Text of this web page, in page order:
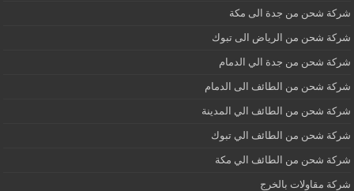
شركة شحن من جدة الى مكة
شركة شحن من الرياض الى تبوك
شركة شحن من جدة الي الدمام
شركة شحن من الطائف الى الدمام
شركة شحن من الطائف الي المدينة
شركة شحن من الطائف الي تبوك
شركة شحن من الطائف الي مكة
شركة مقاولات بالخرج